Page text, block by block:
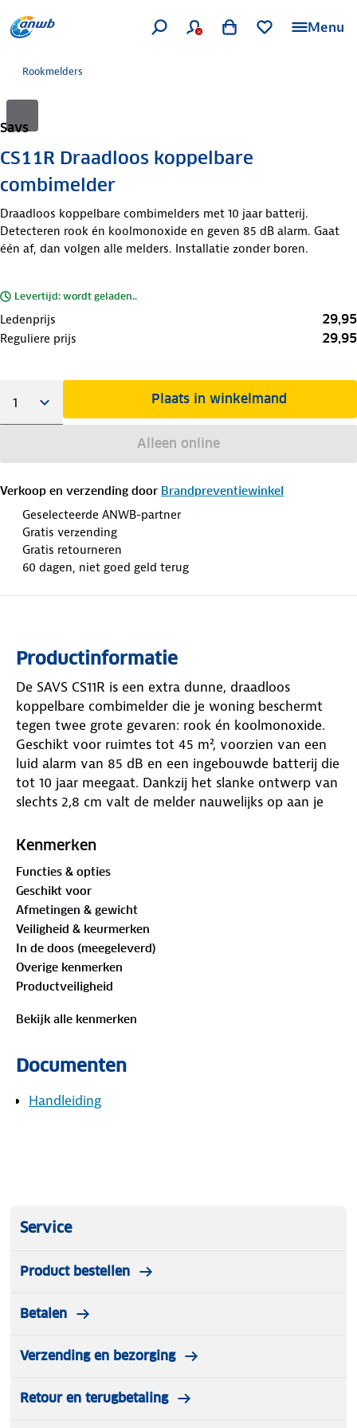
Menu
Rookmelders
Savs
CS11R Draadloos koppelbare
combimelder
Draadloos koppelbare combimelders met 10 jaar batterij.
Detecteren rook én koolmonoxide en geven 85 dB alarm. Gaat
één af, dan volgen alle melders. Installatie zonder boren.
Levertijd: wordt geladen..
Ledenprijs 29,95
Reguliere prijs 29,95
Plaats in winkelmand
Alleen online
Verkoop en verzending door Brandpreventiewinkel
Geselecteerde ANWB-partner
Gratis verzending
Gratis retourneren
60 dagen, niet goed geld terug
Productinformatie
De SAVS CS11R is een extra dunne, draadloos
koppelbare combimelder die je woning beschermt
tegen twee grote gevaren: rook én koolmonoxide.
Geschikt voor ruimtes tot 45 m², voorzien van een
luid alarm van 85 dB en een ingebouwde batterij die
tot 10 jaar meegaat. Dankzij het slanke ontwerp van
slechts 2,8 cm valt de melder nauwelijks op aan je
Draadloos koppelbaar
Met de ingebouwde RF-module koppel je tot 30
melders uit de SAVS SafeLink-serie draadloos aan
elkaar. Zodra één melder rook of koolmonoxide
detecteert, geven alle gekoppelde melders tegelijk
alarm. Ideaal voor grotere woningen of meerdere
50 ppm: binnen 60–90 minuten
100 ppm: binnen 10–40 minuten
Kenmerken
Functies & opties
Geschikt voor
Afmetingen & gewicht
Veiligheid & keurmerken
In de doos (meegeleverd)
Overige kenmerken
Productveiligheid
Bekijk alle kenmerken
Documenten
Handleiding
Service
Product bestellen
Betalen
Verzending en bezorging
Retour en terugbetaling